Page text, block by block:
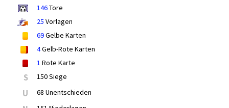
146Tore
25 Vorlagen
69Gelbe Karten
4Gelb-Rote Karten
1 Rote Karte
S 150 Siege
U 68 Unentschieden